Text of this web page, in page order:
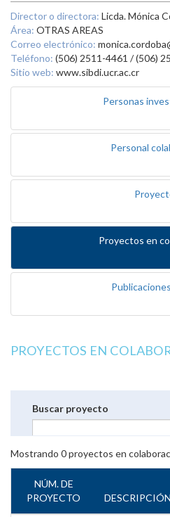
Director o directora: Licda. Mónica
Área: OTRAS AREAS
Correo electrónico:
Teléfono: (506) 2511-4461 / (506)
Sitio web: www.sibdi.ucr.ac.cr
Personas
Personal
Proyectos en
PROYECTOS EN
Buscar proyecto
Mostrando 0proyectos en
NÚM. DE
PROYECTO
DESCRIPCIÓN